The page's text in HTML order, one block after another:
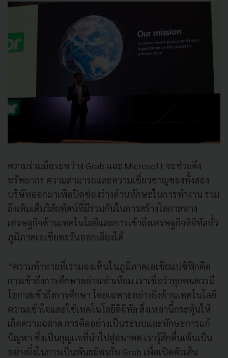
ความร่วมมือระหว่าง Grab และ Microsoft จะช่วยดึง
ทรัพยากร ความสามารถและความเชี่ยวชาญของทั้งสอง
บริษัทออกมาเพื่อปิดช่องว่างด้านทักษะในการทำงาน รวม
ถึงเติมเต็มวิสัยทัศน์ที่มีร่วมกันในการสร้างโอกาสทาง
เศรษฐกิจด้านเทคโนโลยีและการเข้าถึงเศรษฐกิจดิจิทัลทั่ว
ภูมิภาคเอเชียตะวันออกเฉียงใต้
“ความท้าทายที่เรามองเห็นในภูมิภาคเอเชียแปซิฟิกคือ
การเข้าถึงการศึกษาอย่างเท่าเทียม เราเชื่อว่าทุกคนควรมี
โอกาสเข้าถึงการศึกษา โดยเฉพาะอย่างยิ่งด้านเทคโนโลยี
ความเข้าใจและใช้เทคโนโลยีดิจิทัล สิ่งเหล่านี้กระตุ้นให้
เกิดความฉลาด การคิดอย่างเป็นระบบและทักษะการแก้
ปัญหา ซึ่งเป็นกุญแจที่นำไปสู่อนาคต เรารู้สึกตื่นเต้นเป็น
อย่างยิ่งในการเป็นพันธมิตรกับ Grab เพื่อเปิดตัวเส้น